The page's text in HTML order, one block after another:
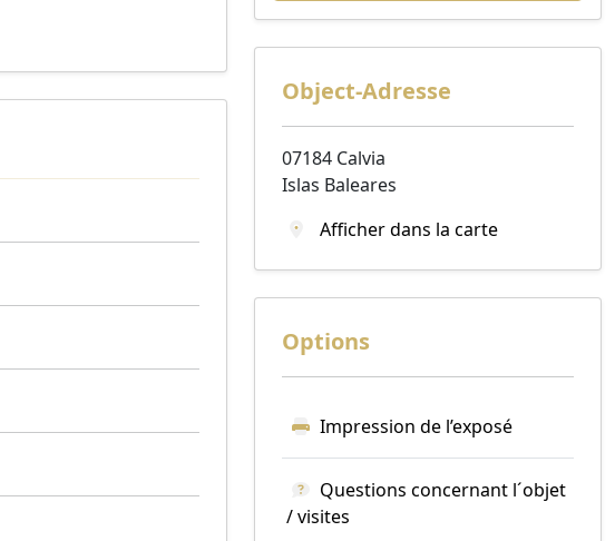
Object-Adresse
07184 Calvia
Islas Baleares
Afficher dans la carte
Options
Impression de l’exposé
Questions concernant l´objet
/ visites